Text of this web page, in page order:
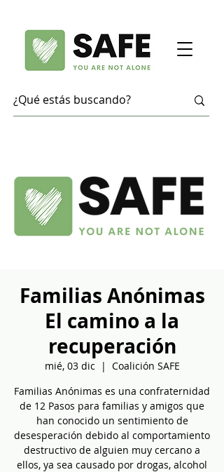
Familias Anónimas
El camino a la
recuperación
mié, 03 dic
  |
Coalición SAFE
Familias Anónimas es una confraternidad
de 12 Pasos para familias y amigos que
han conocido un sentimiento de
desesperación debido al comportamiento
destructivo de alguien muy cercano a
ellos, ya sea causado por drogas, alcohol